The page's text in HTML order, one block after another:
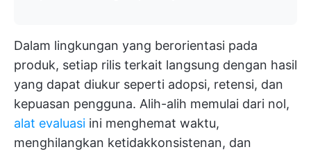
Dalam lingkungan yang berorientasi pada
produk, setiap rilis terkait langsung dengan hasil
yang dapat diukur seperti adopsi, retensi, dan
kepuasan pengguna. Alih-alih memulai dari nol,
alat evaluasi ini menghemat waktu,
menghilangkan ketidakkonsistenan, dan